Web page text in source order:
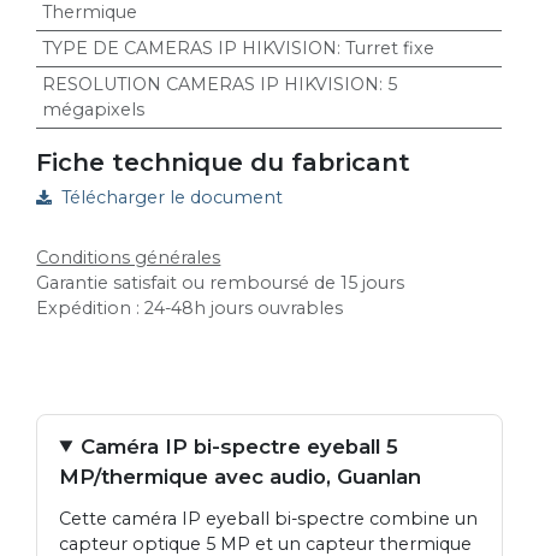
Thermique
TYPE DE CAMERAS IP HIKVISION : Turret fixe
RESOLUTION CAMERAS IP HIKVISION : 5
mégapixels
Fiche technique du fabricant
Télécharger le document
Conditions générales
Garantie satisfait ou remboursé de 15 jours
Expédition : 24-48h jours ouvrables
Caméra IP bi-spectre eyeball 5
MP/thermique avec audio, Guanlan
Cette caméra IP eyeball bi-spectre combine un
capteur optique 5 MP et un capteur thermique